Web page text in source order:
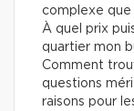
complexe que
À quel prix
quartier mon
Comment
questions
raisons pour